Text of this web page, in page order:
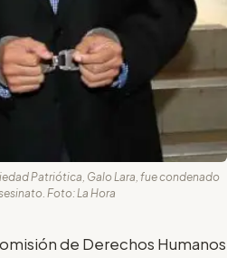
Patriótica, Galo Lara, fue condenado
Foto: La Hora
de Derechos Humanos